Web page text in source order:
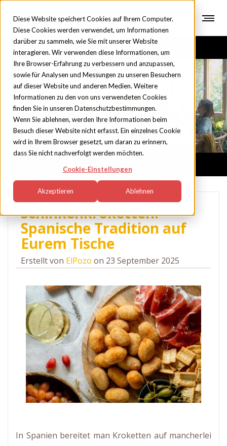
Diese Website speichert Cookies auf Ihrem Computer.
Diese Cookies werden verwendet, um Informationen
darüber zu sammeln, wie Sie mit unserer Website
interagieren. Wir verwenden diese Informationen, um
Ihre Browser-Erfahrung zu verbessern und anzupassen,
sowie für Analysen und Messungen zu unseren Besuchern
auf dieser Website und anderen Medien. Weitere
Informationen zu den von uns verwendeten Cookies
finden Sie in unseren Datenschutzbestimmungen.
Wenn Sie ablehnen, werden Ihre Informationen beim
Besuch dieser Website nicht erfasst. Ein einzelnes Cookie
wird in Ihrem Browser gesetzt, um daran zu erinnern,
dass Sie nicht nachverfolgt werden möchten.
Cookie-Einstellungen
Akzeptieren Ablehnen
Blog
Schinkenkroketten:
Spanische Tradition auf
Eurem Tische
Erstellt von ElPozo on 23 September 2025
In Spanien bereitet man Kroketten auf mancherlei